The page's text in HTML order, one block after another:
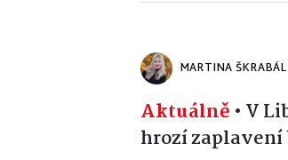
MARTINA
Aktuálně • V
hrozí zaplavení